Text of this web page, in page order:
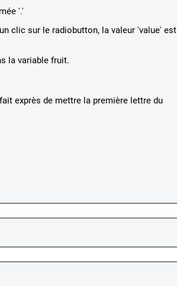
'.'
clic sur le radiobutton, la valeur 'value' est
la variable fruit.
exprès de mettre la première lettre du